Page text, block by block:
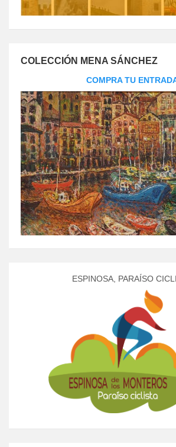
COLECCIÓN MENA SÁNCHEZ
COMPRA TU
ESPINOSA, PARAÍSO